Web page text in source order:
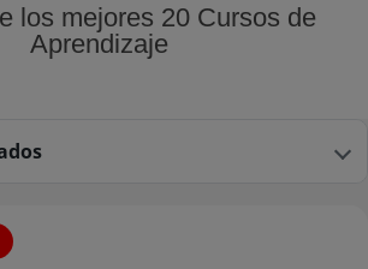
los mejores 20 Cursos de
Aprendizaje